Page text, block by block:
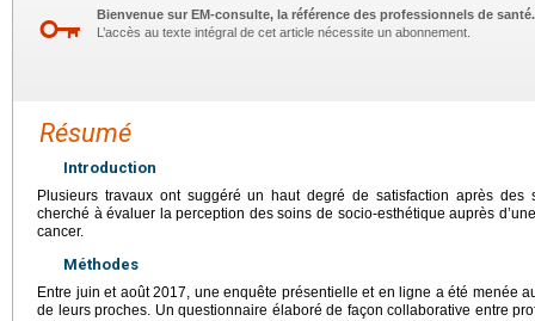
Bienvenue sur EM-consulte, la référence des professionnels de santé.
L’accès au texte intégral de cet article nécessite un abonnement.
Résumé
Introduction
Plusieurs travaux ont suggéré un haut degré de satisfaction après des
cherché à évaluer la perception des soins de socio-esthétique auprès
cancer.
Méthodes
Entre juin et août 2017, une enquête présentielle et en ligne a été menée
de leurs proches. Un questionnaire élaboré de façon collaborative entre